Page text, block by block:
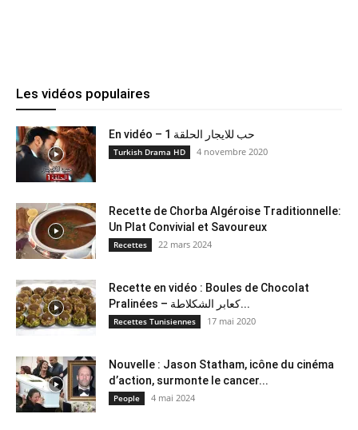
Les vidéos populaires
En vidéo – حب للايجار الحلقة 1
Turkish Drama HD 4 novembre 2020
Recette de Chorba Algéroise Traditionnelle:
Un Plat Convivial et Savoureux
Recettes 22 mars 2024
Recette en vidéo : Boules de Chocolat
Pralinées – كعابر الشكلاطة...
Recettes Tunisiennes 17 mai 2020
Nouvelle : Jason Statham, icône du cinéma
d’action, surmonte le cancer...
People 4 mai 2024